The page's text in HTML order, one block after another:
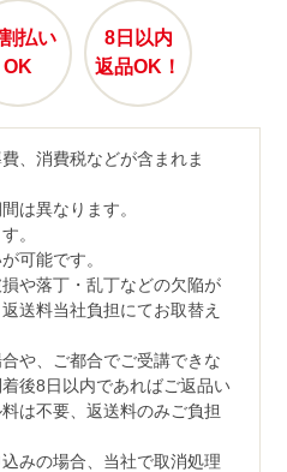
払い
OK
8日以内
返品OK！
、消費税などが含まれま
は異なります。
。
可能です。
や落丁・乱丁などの欠陥が
送料当社負担にてお取替え
や、ご都合でご受講できな
後8日以内であればご返品い
は不要、返送料のみご負担
みの場合、当社で取消処理